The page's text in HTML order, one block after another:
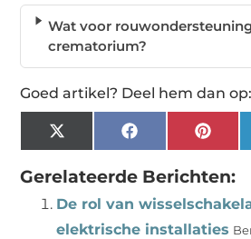
Wat voor
crematorium?
Goed artikel? Deel hem dan op:
X
(Twitter)
Facebook
Gerelateerde Berichten:
De rol van
elektrische installaties